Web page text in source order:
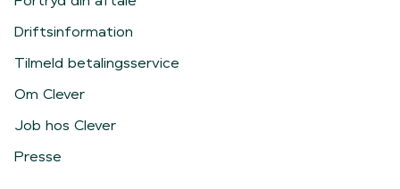
Driftsinformation
Tilmeld betalingsservice
Om Clever
Job hos Clever
Presse